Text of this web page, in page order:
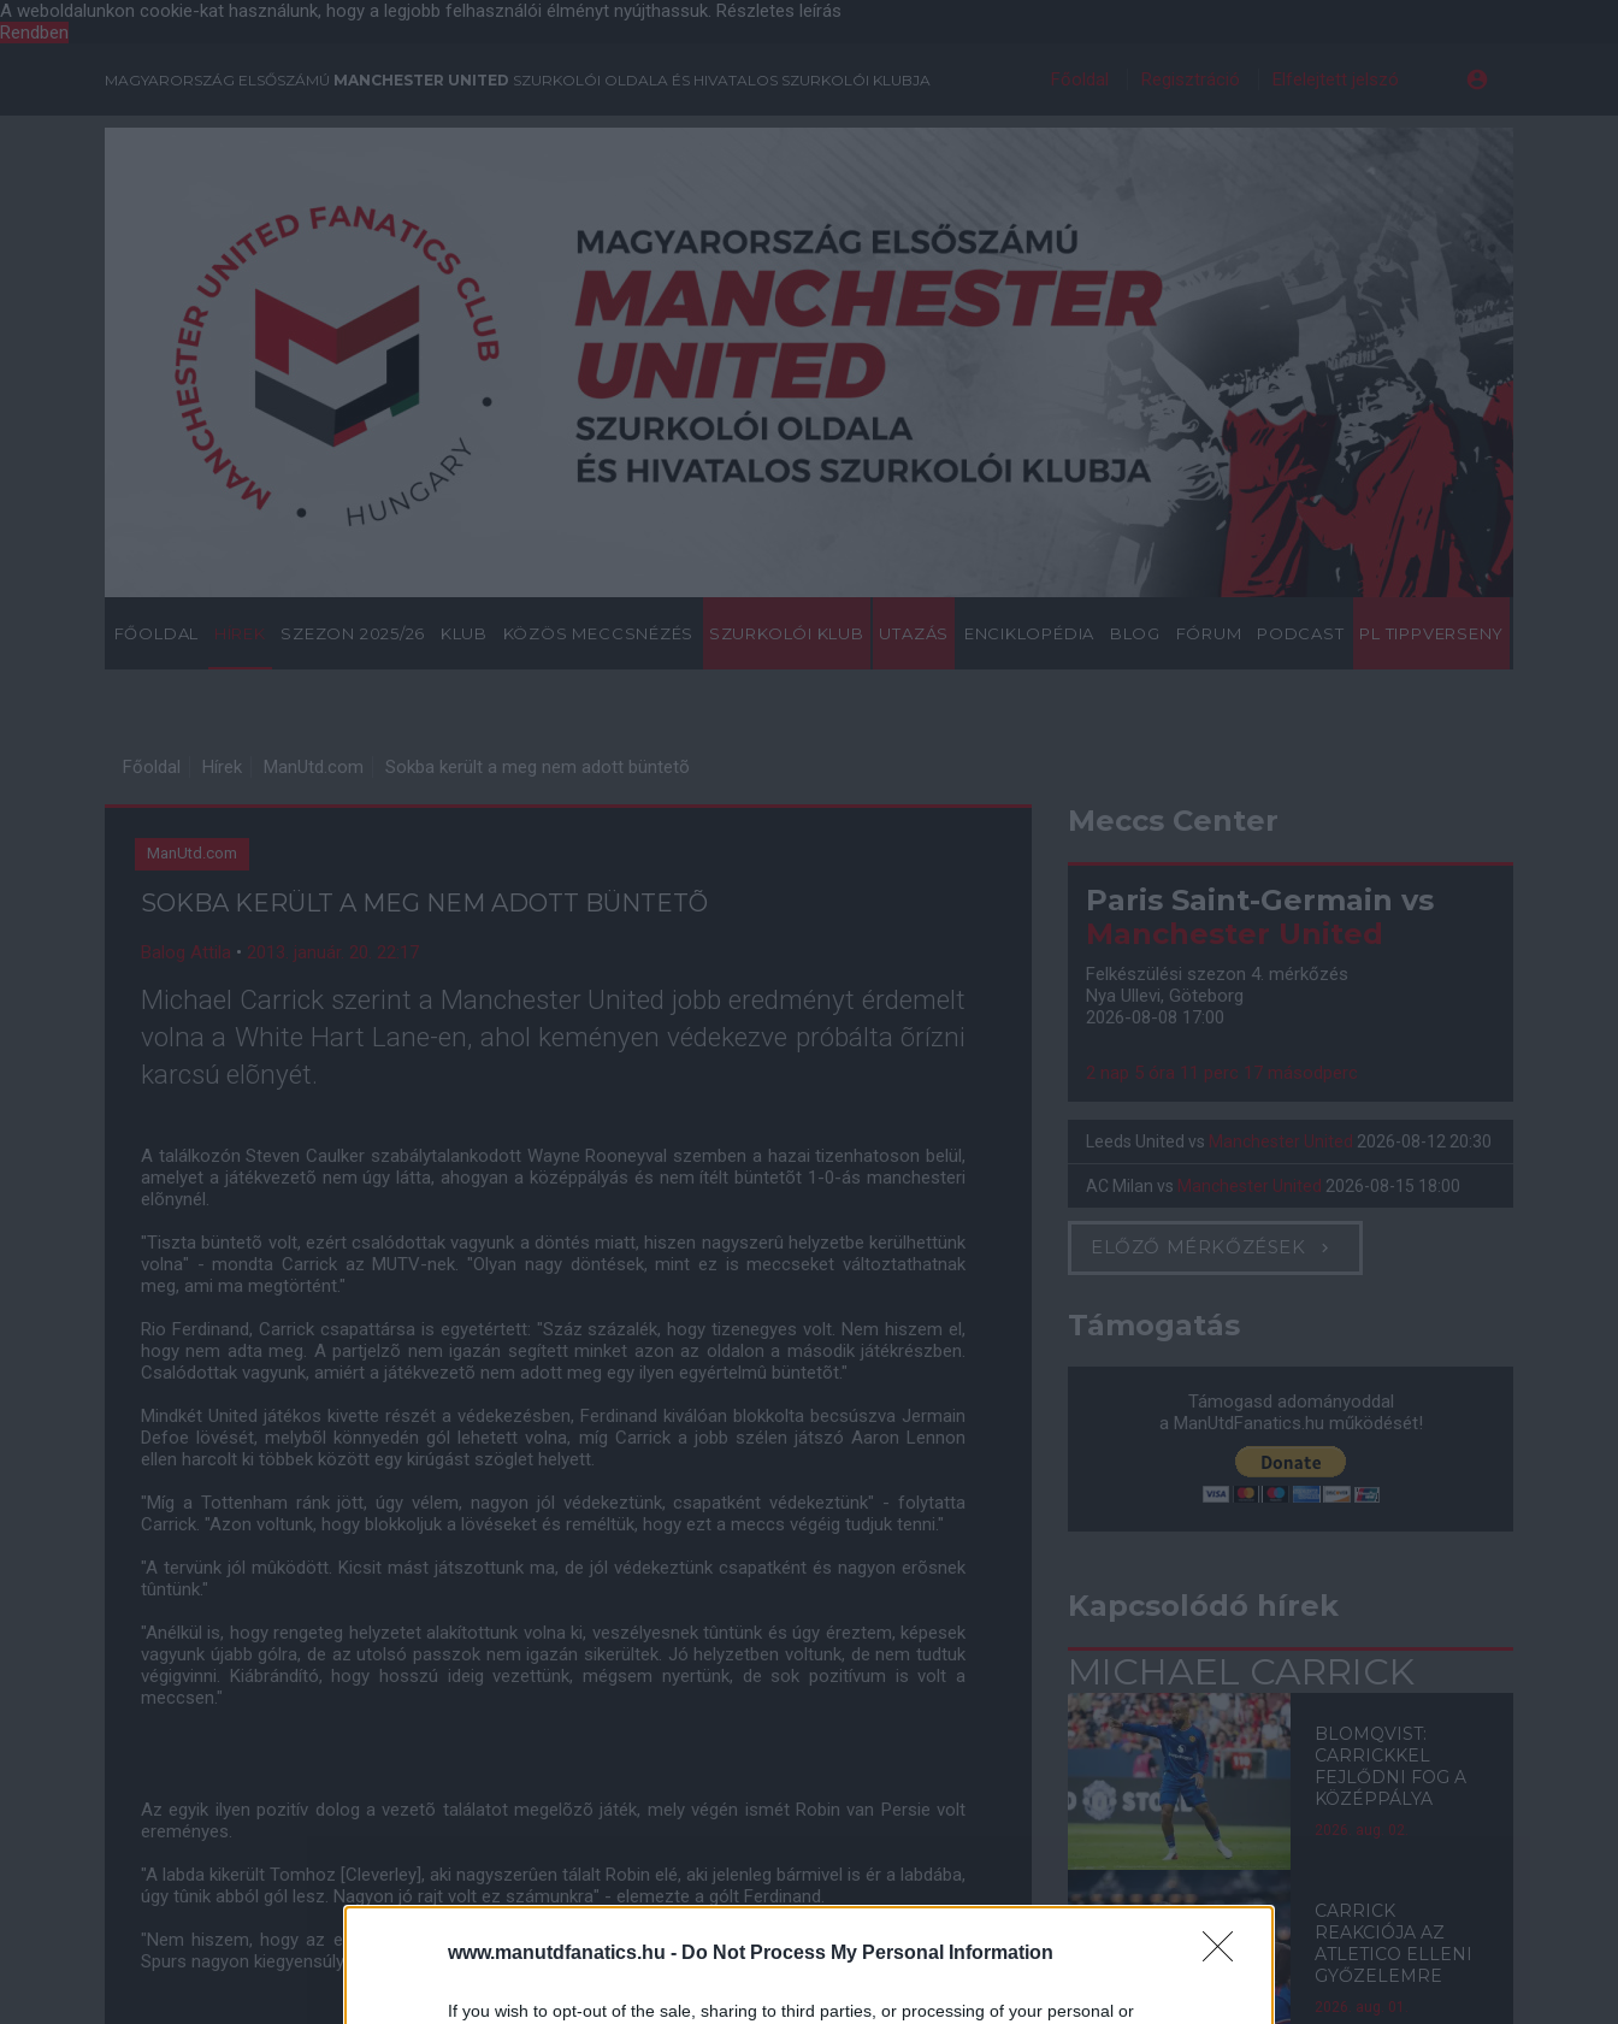
A weboldalunkon cookie-kat használunk, hogy a legjobb felhasználói élményt nyújthassuk. Részletes leírás
Rendben
www.manutdfanatics.hu - Do Not Process My Personal Information
If you wish to opt-out of the sale, sharing to third parties, or processing of your personal or
MAGYARORSZÁG ELSŐSZÁMÚ MANCHESTER UNITED SZURKOLÓI OLDALA ÉS HIVATALOS SZURKOLÓI KLUBJA Főoldal Regisztráció Elfelejtett jelszó
FŐOLDAL HÍREK SZEZON 2025/26 KLUB KÖZÖS MECCSNÉZÉS SZURKOLÓI KLUB UTAZÁS ENCIKLOPÉDIA BLOG FÓRUM PODCAST PL TIPPVERSENY
Főoldal Hírek ManUtd.com Sokba került a meg nem adott büntetõ
ManUtd.com
SOKBA KERÜLT A MEG NEM ADOTT BÜNTETÕ
Balog Attila • 2013. január. 20. 22:17
Michael Carrick szerint a Manchester United jobb eredményt érdemelt
volna a White Hart Lane-en, ahol keményen védekezve próbálta õrízni
karcsú elõnyét.
A találkozón Steven Caulker szabálytalankodott Wayne Rooneyval szemben a hazai tizenhatoson belül,
amelyet a játékvezetõ nem úgy látta, ahogyan a középpályás és nem ítélt büntetõt 1-0-ás manchesteri
elõnynél.
"Tiszta büntetõ volt, ezért csalódottak vagyunk a döntés miatt, hiszen nagyszerû helyzetbe kerülhettünk
volna" - mondta Carrick az MUTV-nek. "Olyan nagy döntések, mint ez is meccseket változtathatnak
meg, ami ma megtörtént."
Rio Ferdinand, Carrick csapattársa is egyetértett: "Száz százalék, hogy tizenegyes volt. Nem hiszem el,
hogy nem adta meg. A partjelzõ nem igazán segített minket azon az oldalon a második játékrészben.
Csalódottak vagyunk, amiért a játékvezetõ nem adott meg egy ilyen egyértelmû büntetõt."
Mindkét United játékos kivette részét a védekezésben, Ferdinand kiválóan blokkolta becsúszva Jermain
Defoe lövését, melybõl könnyedén gól lehetett volna, míg Carrick a jobb szélen játszó Aaron Lennon
ellen harcolt ki többek között egy kirúgást szöglet helyett.
"Míg a Tottenham ránk jött, úgy vélem, nagyon jól védekeztünk, csapatként védekeztünk" - folytatta
Carrick. "Azon voltunk, hogy blokkoljuk a lövéseket és reméltük, hogy ezt a meccs végéig tudjuk tenni."
"A tervünk jól mûködött. Kicsit mást játszottunk ma, de jól védekeztünk csapatként és nagyon erõsnek
tûntünk."
"Anélkül is, hogy rengeteg helyzetet alakítottunk volna ki, veszélyesnek tûntünk és úgy éreztem, képesek
vagyunk újabb gólra, de az utolsó passzok nem igazán sikerültek. Jó helyzetben voltunk, de nem tudtuk
végigvinni. Kiábrándító, hogy hosszú ideig vezettünk, mégsem nyertünk, de sok pozitívum is volt a
meccsen."
Az egyik ilyen pozitív dolog a vezetõ találatot megelõzõ játék, mely végén ismét Robin van Persie volt
ereményes.
"A labda kikerült Tomhoz [Cleverley], aki nagyszerûen tálalt Robin elé, aki jelenleg bármivel is ér a labdába,
úgy tûnik abból gól lesz. Nagyon jó rajt volt ez számunkra" - elemezte a gólt Ferdinand.
"Nem hiszem, hogy az egy ponttal való távozásunk miatt nagyon magunkba kell roskadnunk, mivel a
Spurs nagyon kiegyensúlyozott az új menedzsmenttel és jól teljesítenek.
Meccs Center
Paris Saint-Germain vs
Manchester United
Felkészülési szezon 4. mérkőzés
Nya Ullevi, Göteborg
2026-08-08 17:00
2 nap 5 óra 11 perc 16 másodperc
Leeds United vs Manchester United 2026-08-12 20:30
AC Milan vs Manchester United 2026-08-15 18:00
ELŐZŐ MÉRKŐZÉSEK
Támogatás
Támogasd adományoddal
a ManUtdFanatics.hu működését!
Kapcsolódó hírek
MICHAEL CARRICK
BLOMQVIST:
CARRICKKEL
FEJLŐDNI FOG A
KÖZÉPPÁLYA
2026. aug. 02.
CARRICK
REAKCIÓJA AZ
ATLETICO ELLENI
GYŐZELEMRE
2026. aug. 01.